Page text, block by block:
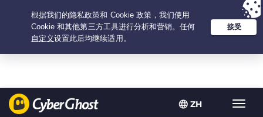
ZH
Your choice:The Best Dealfor 3.3333333333333-years at $2.23
/month